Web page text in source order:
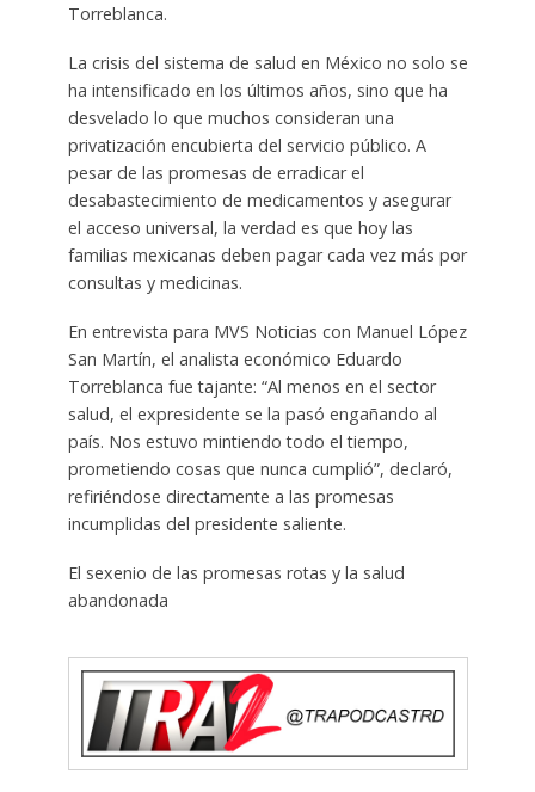
Torreblanca.
La crisis del sistema de salud en México no solo se
ha intensificado en los últimos años, sino que ha
desvelado lo que muchos consideran una
privatización encubierta del servicio público. A
pesar de las promesas de erradicar el
desabastecimiento de medicamentos y asegurar
el acceso universal, la verdad es que hoy las
familias mexicanas deben pagar cada vez más por
consultas y medicinas.
En entrevista para MVS Noticias con Manuel López
San Martín, el analista económico Eduardo
Torreblanca fue tajante: “Al menos en el sector
salud, el expresidente se la pasó engañando al
país. Nos estuvo mintiendo todo el tiempo,
prometiendo cosas que nunca cumplió”, declaró,
refiriéndose directamente a las promesas
incumplidas del presidente saliente.
El sexenio de las promesas rotas y la salud
abandonada